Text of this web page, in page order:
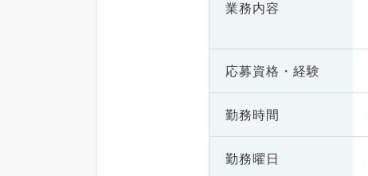
業務内容
応募資格・ 経験
勤務時間
勤務曜日